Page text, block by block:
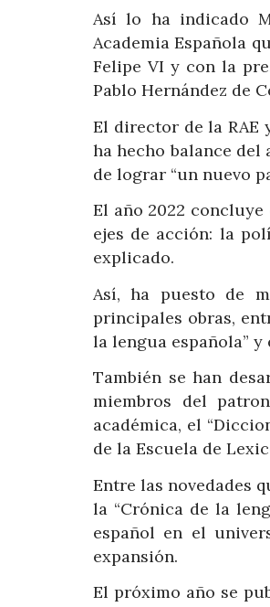
Así lo ha indicado
Academia Española
Felipe VI y con la
Pablo Hernández de
El director de la RAE
ha hecho balance
de lograr “un nuevo
El año 2022
ejes de acción: la
explicado.
Así, ha puesto de
principales obras,
la lengua española”
También se han
miembros del
académica, el
de la Escuela de
Entre las novedades
la “Crónica de la
español en el
expansión.
El próximo año se